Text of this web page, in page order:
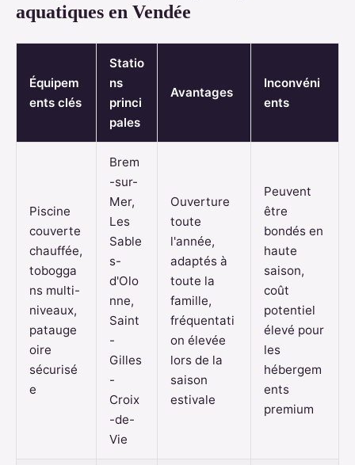
aquatiques en Vendée
Équipem
ents clés
Statio
ns
princi
pales
Avantages
Inconvéni
ents
Piscine
couverte
chauffée,
tobogga
ns multi-
niveaux,
patauge
oire
sécurisé
e
Brem
-sur-
Mer,
Les
Sable
s-
d'Olo
nne,
Saint
-
Gilles
-
Croix
-de-
Vie
Ouverture
toute
l'année,
adaptés à
toute la
famille,
fréquentati
on élevée
lors de la
saison
estivale
Peuvent
être
bondés en
haute
saison,
coût
potentiel
élevé pour
les
hébergem
ents
premium